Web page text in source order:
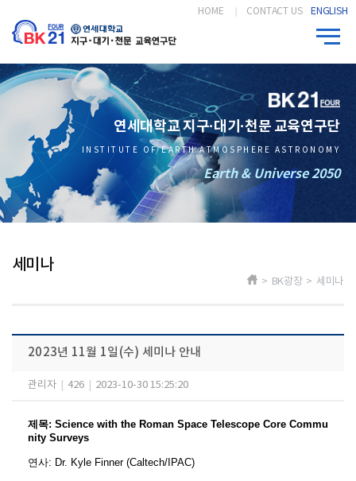
HOME CONTACT US ENGLISH
연세대학교 지구·대기·천문 교육연구단
INSTITUTE OF EARTH ATMOSPHERE ASTRONOMY
Earth & Universe 2050
세미나
> BK광장 > 세미나
2023년 11월 1일(수) 세미나 안내
관리자 426 2023-10-30 15:25:20
제목: Science with the Roman Space Telescope Core Commu
nity Surveys
연사: Dr. Kyle Finner (Caltech/IPAC​)